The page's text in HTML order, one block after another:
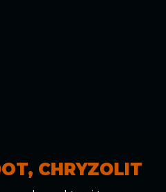
CHRYZOLIT